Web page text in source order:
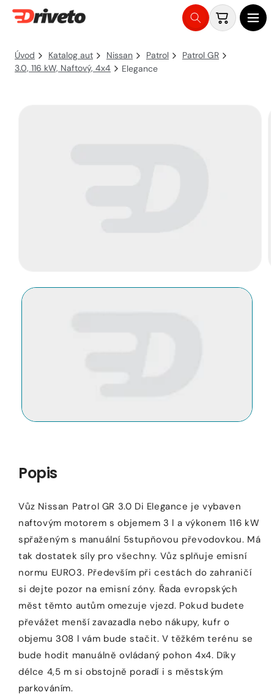
na
obsah
Košík
Úvod Katalog aut Nissan Patrol
Patrol GR
3.0, 116 kW, Naftový, 4x4
Elegance
médium
Popis
Vůz Nissan Patrol GR 3.0 Di Elegance je vybaven
naftovým motorem s objemem 3 l a výkonem 116 kW
spřaženým s manuální 5stupňovou převodovkou. Má
tak dostatek síly pro všechny. Vůz splňuje emisní
normu EURO3. Především při cestách do zahraničí
si dejte pozor na emisní zóny. Řada evropských
měst těmto autům omezuje vjezd. Pokud budete
převážet menší zavazadla nebo nákupy, kufr o
objemu 308 l vám bude stačit. V těžkém terénu se
bude hodit manuálně ovládaný pohon 4x4. Díky
délce 4,5 m si obstojně poradí i s městským
parkováním.